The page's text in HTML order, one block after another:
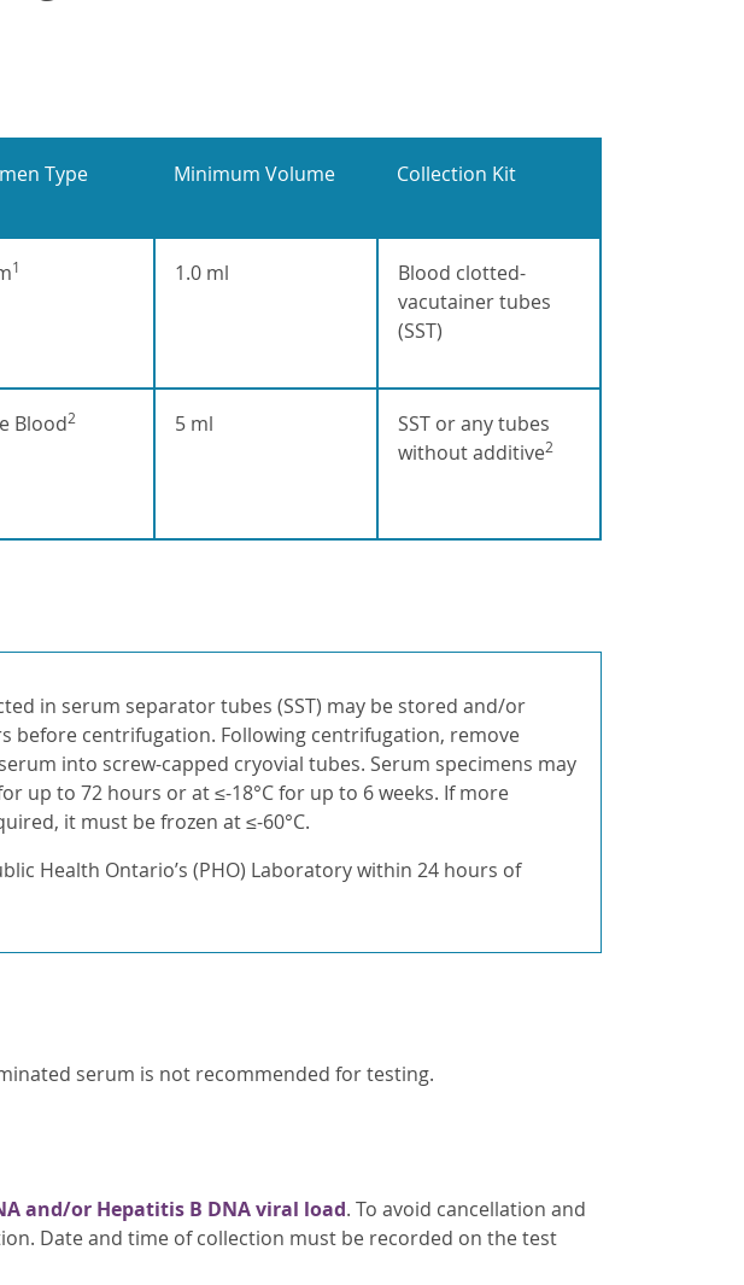
Type Minimum Volume Collection Kit
1 1.0 ml
Blood clotted-
vacutainer tubes
(SST)
Blood2 5 ml
SST or any tubes
without additive2
in serum separator tubes (SST) may be stored and/or
before centrifugation. Following centrifugation, remove
into screw-capped cryovial tubes. Serum specimens may
up to 72 hours or at ≤-18°C for up to 6 weeks. If more
it must be frozen at ≤-60°C.
Health Ontario’s (PHO) Laboratory within 24 hours of
serum is not recommended for testing.
and/or Hepatitis B DNA viral load. To avoid cancellation and
Date and time of collection must be recorded on the test